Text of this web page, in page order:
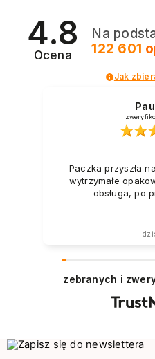
2026? Znajdź inspirację dla
4.8
Ocena
Na
122 601
Jak
Paczka przyszła
wytrzymałe
obsługa, po
zebranych i